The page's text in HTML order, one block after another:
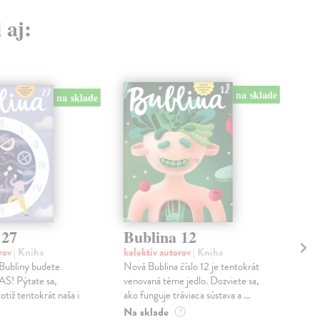
aj:
na sklade
| Kniha
budete
Pýtate sa,
tentokrát naša i
na sklade
Bublina 12
kolektív autorov| Kniha
Nová Bublina číslo 12 je tentokrát
venovaná téme jedlo. Dozviete sa,
ako funguje tráviaca sústava a ...
Na sklade ?